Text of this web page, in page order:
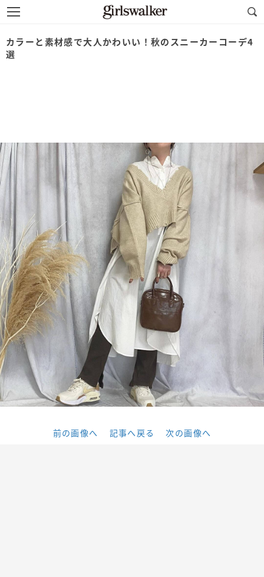
カラーと素材感で大人かわいい！秋のスニーカーコーデ4
選
前の画像へ 記事へ戻る 次の画像へ